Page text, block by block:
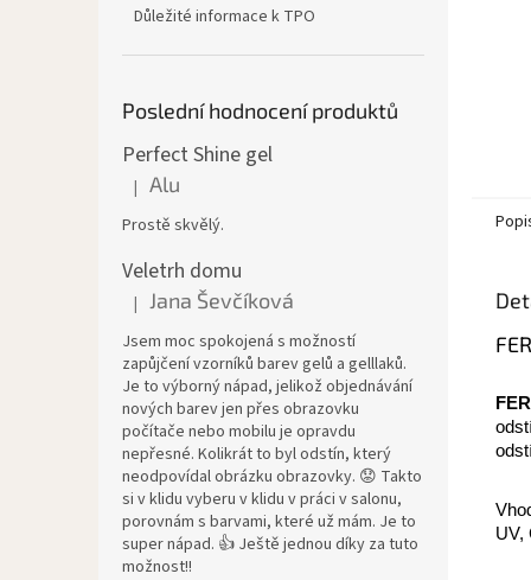
Důležité informace k TPO
Poslední hodnocení produktů
Perfect Shine gel
Hodnocení produktu je 5 z 5 hvězdiček.
| Alu
Prostě skvělý.
Veletrh domu
Hodnocení produktu je 5 z 5 hvězdiček.
| Jana Ševčíková
Jsem moc spokojená s možností
zapůjčení vzorníků barev gelů a gelllaků.
Je to výborný nápad, jelikož objednávání
nových barev jen přes obrazovku
počítače nebo mobilu je opravdu
nepřesné. Kolikrát to byl odstín, který
neodpovídal obrázku obrazovky. 😟 Takto
si v klidu vyberu v klidu v práci v salonu,
porovnám s barvami, které už mám. Je to
super nápad. 👍 Ještě jednou díky za tuto
možnost!!
UV,